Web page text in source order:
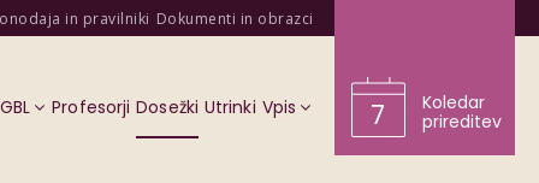
in pravilniki Dokumenti in obrazci
Profesorji Dosežki Utrinki Vpis 7
Koledar
prireditev